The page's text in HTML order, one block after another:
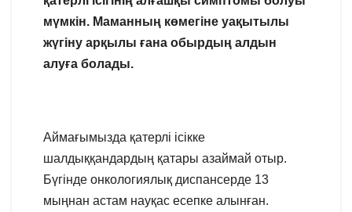
мүмкін. Маманның көмегіне уақытылы
жүгіну арқылы ғана обырдың алдын
алуға болады.
Аймағымызда қатерлі ісікке
шалдыққандардың қатары азаймай отыр.
Бүгінде онкологиялық диспансерде 13
мыңнан астам науқас есепке алынған.